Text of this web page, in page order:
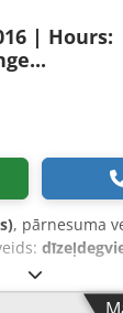
| Hours:
, pārnesuma
gads:
kabīne,